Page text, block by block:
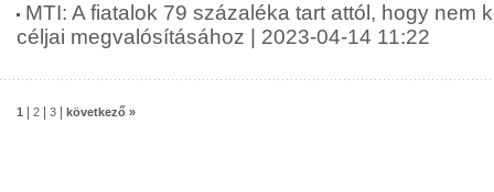
MTI: A fiatalok 79 százaléka tart attól, hogy nem
céljai megvalósításához | 2023-04-14 11:22
1 2 3 következő »